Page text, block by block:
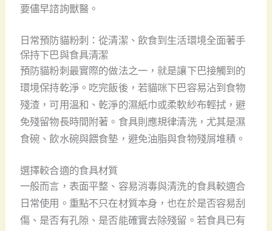
要儘早諮詢獸醫。
日常預防貓粉刺：從清潔、飲食到生活環境全面著手
保持下巴與食具清潔
預防貓粉刺最實際的做法之一，就是讓下巴接觸到的
環境保持乾淨。吃完飯後，若貓咪下巴容易沾到食物
殘渣，可用溫和、乾淨的濕紙巾或柔軟紗布輕拭，避
免殘留物長時間附著。食具則應規律清洗，尤其是濕
食碗、飲水碗與餵食墊，避免油脂與食物殘屑堆積。
選擇較合適的食具材質
一般而言，表面平整、容易消毒與清洗的食具較適合
日常使用。重點不只在材質本身，也在於是否容易刮
傷、是否有孔隙、是否能確實去除殘留。若食具已有